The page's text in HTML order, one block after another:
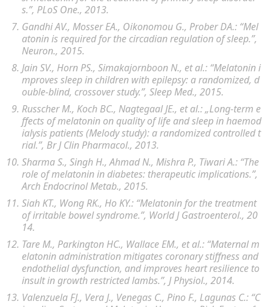
s.”, PLoS One., 2013.
Gandhi AV., Mosser EA., Oikonomou G., Prober DA.: “Mel
atonin is required for the circadian regulation of sleep.”,
Neuron., 2015.
Jain SV., Horn PS., Simakajornboon N., et al.: “Melatonin i
mproves sleep in children with epilepsy: a randomized, d
ouble-blind, crossover study.”, Sleep Med., 2015.
Russcher M., Koch BC., Nagtegaal JE., et al.: „Long-term e
ffects of melatonin on quality of life and sleep in haemod
ialysis patients (Melody study): a randomized controlled t
rial.”, Br J Clin Pharmacol., 2013.
Sharma S., Singh H., Ahmad N., Mishra P., Tiwari A.: “The
role of melatonin in diabetes: therapeutic implications.”,
Arch Endocrinol Metab., 2015.
Siah KT., Wong RK., Ho KY.: “Melatonin for the treatment
of irritable bowel syndrome.”, World J Gastroenterol., 20
14.
Tare M., Parkington HC., Wallace EM., et al.: “Maternal m
elatonin administration mitigates coronary stiffness and
endothelial dysfunction, and improves heart resilience to
insult in growth restricted lambs.”, J Physiol., 2014.
Valenzuela FJ., Vera J., Venegas C., Pino F., Lagunas C.: “C